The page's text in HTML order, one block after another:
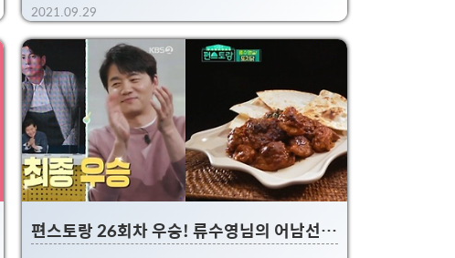
mini라는 앱을 나오면서 꽤나 짭짤한 100% 이벤트가 있어
서 소개시켜드립니다. 미리 요약드리면, M-able 미니앱 내
에서 오픈뱅킹 송금기능을 이용해서 8일간 송금시, 총
48,000원 어치의 주식 쿠폰을 받을 수 있습니다. KB증권
사용하시는 분들은 필수로 추천드리는 이벤트. 주식 안하는
분들에게는 비추! 해당 미니앱 내에서 타 금융사 계좌를 등
록해서 송금만 보내면 되기 때문에 추가로 돈이 들지 않습
니다. (보통 단순 이체 수수료는 없을테니...) 하루에 최대 4
번씩 정해진 ..
2021.09.29
편스토랑 26회차 우승! 류수영님의 어남선생 또치닭